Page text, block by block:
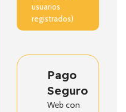
usuarios
registrados)
Pago
Seguro
Web con